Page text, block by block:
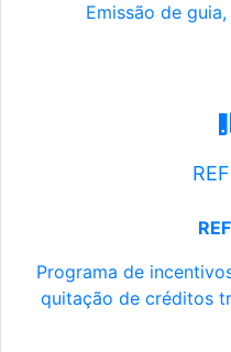
Emissão de
Programa de
quitação de créditos